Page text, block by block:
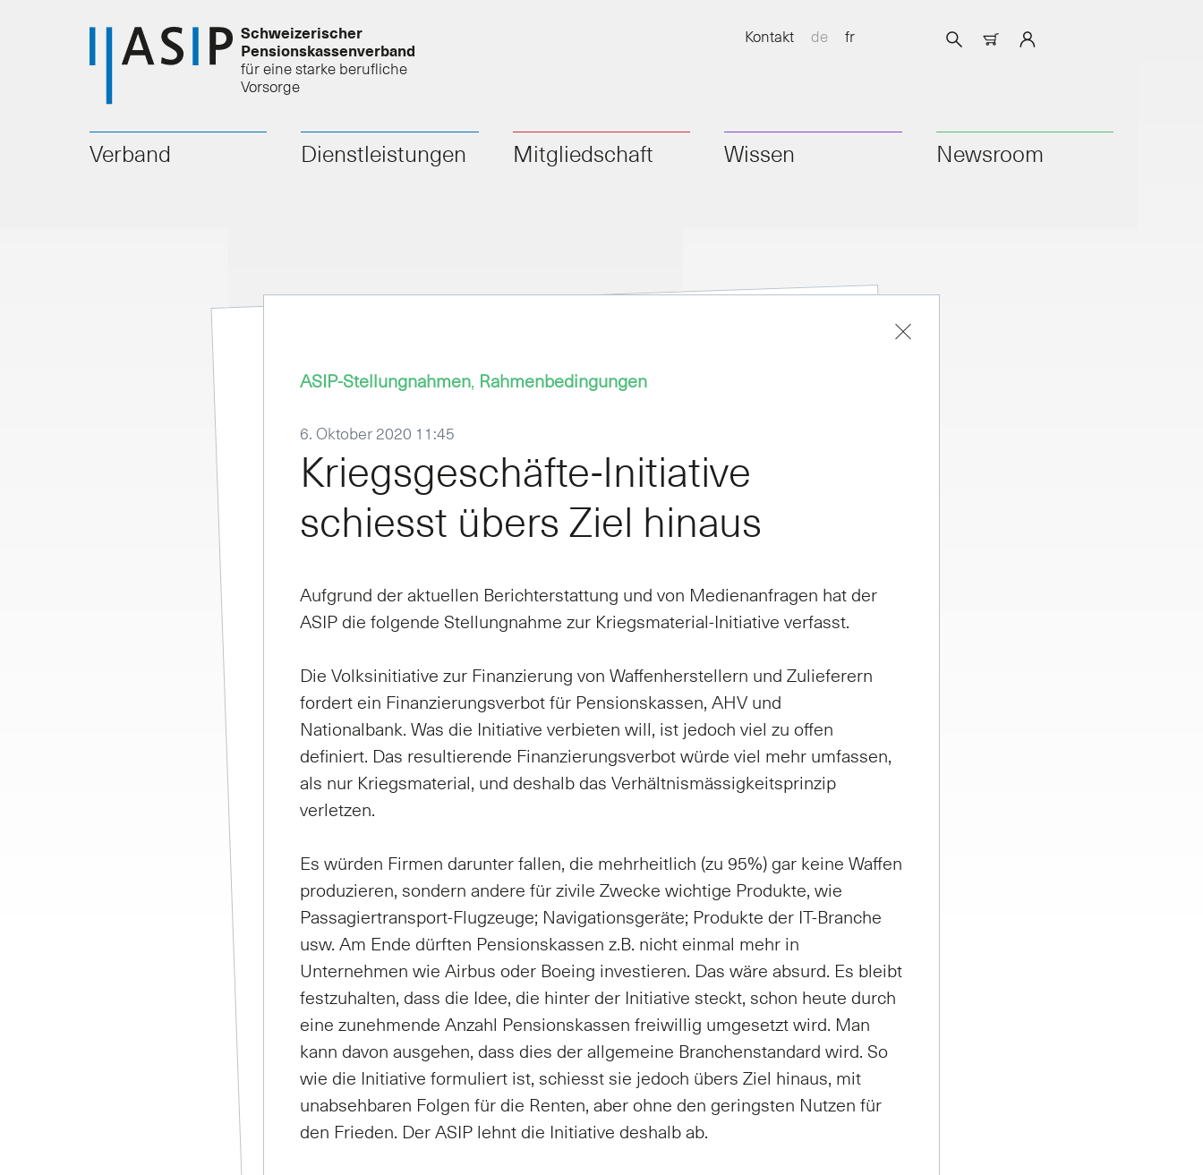
Schweizerischer
Pensionskassenverband
für eine starke berufliche
Vorsorge
Kontakt de fr
Verband Dienstleistungen Mitgliedschaft Wissen Newsroom
ASIP-Stellungnahmen, Rahmenbedingungen
6. Oktober 2020 11:45
Kriegs­ge­schäf­te-In­itia­ti­ve
schiesst übers Ziel hin­aus
Aufgrund der aktuellen Berichterstattung und von Medienanfragen hat der
ASIP die folgende Stellungnahme zur Kriegsmaterial-Initiative verfasst.
Die Volksinitiative zur Finanzierung von Waffenherstellern und Zulieferern
fordert ein Finanzierungsverbot für Pensionskassen, AHV und
Nationalbank. Was die Initiative verbieten will, ist jedoch viel zu offen
definiert. Das resultierende Finanzierungsverbot würde viel mehr umfassen,
als nur Kriegsmaterial, und deshalb das Verhältnismässigkeitsprinzip
verletzen.
Es würden Firmen darunter fallen, die mehrheitlich (zu 95%) gar keine Waffen
produzieren, sondern andere für zivile Zwecke wichtige Produkte, wie
Passagiertransport-Flugzeuge; Navigationsgeräte; Produkte der IT-Branche
usw. Am Ende dürften Pensionskassen z.B. nicht einmal mehr in
Unternehmen wie Airbus oder Boeing investieren. Das wäre absurd. Es bleibt
festzuhalten, dass die Idee, die hinter der Initiative steckt, schon heute durch
eine zunehmende Anzahl Pensionskassen freiwillig umgesetzt wird. Man
kann davon ausgehen, dass dies der allgemeine Branchenstandard wird. So
wie die Initiative formuliert ist, schiesst sie jedoch übers Ziel hinaus, mit
unabsehbaren Folgen für die Renten, aber ohne den geringsten Nutzen für
den Frieden. Der ASIP lehnt die Initiative deshalb ab.